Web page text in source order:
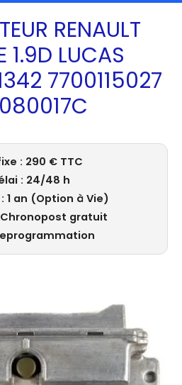
RENAULT
1.9D LUCAS
7700115027
: 290 € TTC
: 24/48 h
1 an (Option à Vie)
gratuit